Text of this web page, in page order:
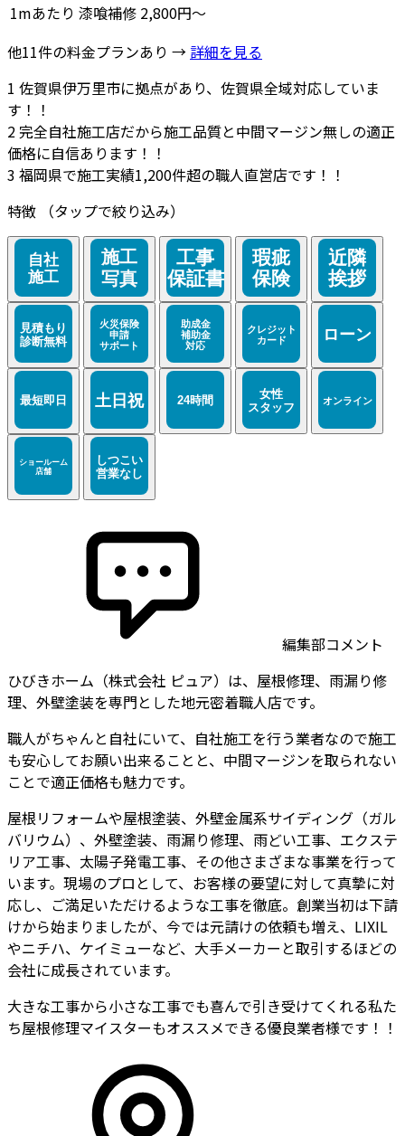
1mあたり 漆喰補修 2,800円～
他11件の料金プランあり → 詳細を見る
1 佐賀県伊万里市に拠点があり、佐賀県全域対応していま
す！！
2 完全自社施工店だから施工品質と中間マージン無しの適正
価格に自信あります！！
3 福岡県で施工実績1,200件超の職人直営店です！！
特徴
（タップで絞り込み）
編集部コメント
ひびきホーム（株式会社 ピュア）は、屋根修理、雨漏り修
理、外壁塗装を専門とした地元密着職人店です。
職人がちゃんと自社にいて、自社施工を行う業者なので施工
も安心してお願い出来ることと、中間マージンを取られない
ことで適正価格も魅力です。
屋根リフォームや屋根塗装、外壁金属系サイディング（ガル
バリウム）、外壁塗装、雨漏り修理、雨どい工事、エクステ
リア工事、太陽子発電工事、その他さまざまな事業を行って
います。現場のプロとして、お客様の要望に対して真摯に対
応し、ご満足いただけるような工事を徹底。創業当初は下請
けから始まりましたが、今では元請けの依頼も増え、LIXIL
やニチハ、ケイミューなど、大手メーカーと取引するほどの
会社に成長されています。
大きな工事から小さな工事でも喜んで引き受けてくれる私た
ち屋根修理マイスターもオススメできる優良業者様です！！